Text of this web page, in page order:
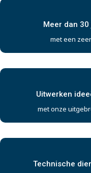
Meer dan
met een
Uitwerken
met onze
Technische